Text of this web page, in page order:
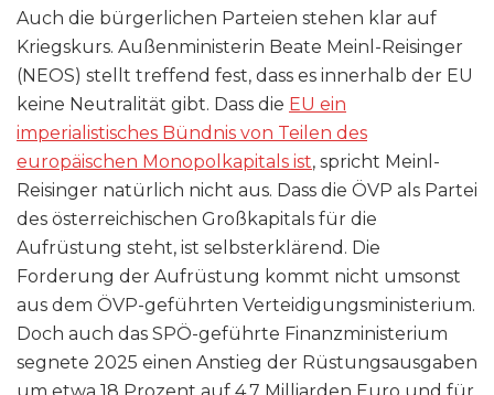
Auch die bürgerlichen Parteien stehen klar auf
Kriegskurs. Außenministerin Beate Meinl-Reisinger
(NEOS) stellt treffend fest, dass es innerhalb der EU
keine Neutralität gibt. Dass die EU ein
imperialistisches Bündnis von Teilen des
europäischen Monopolkapitals ist, spricht Meinl-
Reisinger natürlich nicht aus. Dass die ÖVP als Partei
des österreichischen Großkapitals für die
Aufrüstung steht, ist selbsterklärend. Die
Forderung der Aufrüstung kommt nicht umsonst
aus dem ÖVP-geführten Verteidigungsministerium.
Doch auch das SPÖ-geführte Finanzministerium
segnete 2025 einen Anstieg der Rüstungsausgaben